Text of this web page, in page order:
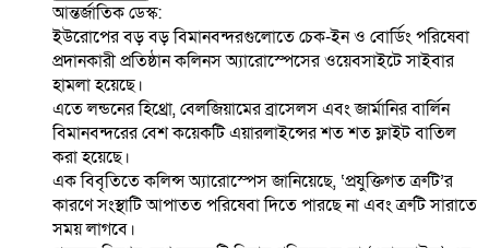
আন্তর্জাতিক ডেস্ক:
ইউরোপের বড় বড় বিমানবন্দরগুলোতে চেক-ইন ও বোর্ডিং পরিষেবা
প্রদানকারী প্রতিষ্ঠান কলিনস অ্যারোস্পেসের ওয়েবসাইটে সাইবার
হামলা হয়েছে।
এতে লন্ডনের হিথ্রো, বেলজিয়ামের ব্রাসেলস এবং জার্মানির বার্লিন
বিমানবন্দরের বেশ কয়েকটি এয়ারলাইন্সের শত শত ফ্লাইট বাতিল
করা হয়েছে।
এক বিবৃতিতে কলিন্স অ্যারোস্পেস জানিয়েছে, ‘প্রযুক্তিগত ত্রুটি’র
কারণে সংস্থাটি আপাতত পরিষেবা দিতে পারছে না এবং ত্রুটি সারাতে
সময় লাগবে।